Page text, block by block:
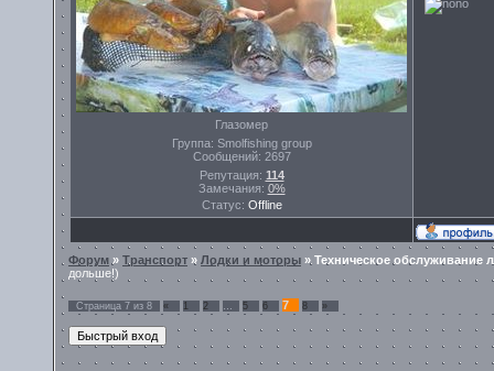
Глазомер
Группа: Smolfishing group
Сообщений: 2697
Репутация: 114
Замечания: 0%
Статус: Offline
Форум » Транспорт » Лодки и моторы » Техническое обслуживание
дольше!)
Страница 7 из 8 « 1 2 … 5 6 7 8 »